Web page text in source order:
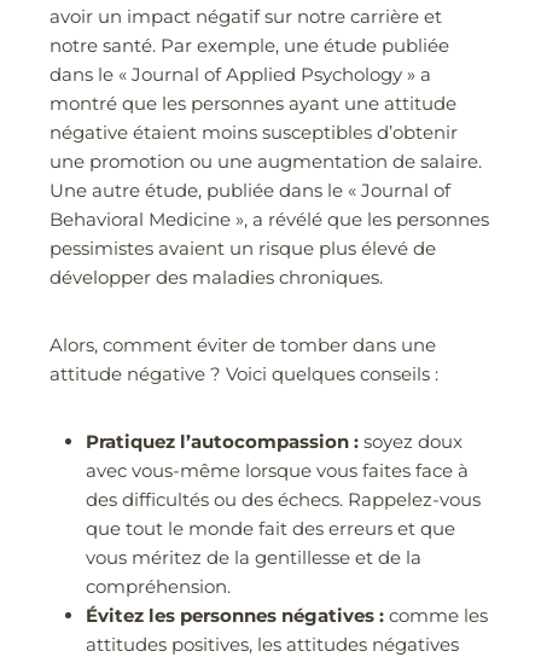
avoir un impact négatif sur notre carrière et
notre santé. Par exemple, une étude publiée
dans le « Journal of Applied Psychology » a
montré que les personnes ayant une attitude
négative étaient moins susceptibles d’obtenir
une promotion ou une augmentation de salaire.
Une autre étude, publiée dans le « Journal of
Behavioral Medicine », a révélé que les personnes
pessimistes avaient un risque plus élevé de
développer des maladies chroniques.
Alors, comment éviter de tomber dans une
attitude négative ? Voici quelques conseils :
Pratiquez l’autocompassion : soyez doux
avec vous-même lorsque vous faites face à
des difficultés ou des échecs. Rappelez-vous
que tout le monde fait des erreurs et que
vous méritez de la gentillesse et de la
compréhension.
Évitez les personnes négatives : comme les
attitudes positives, les attitudes négatives